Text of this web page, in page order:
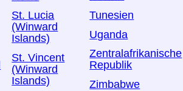
St. Lucia
(Winward
Islands)
St. Vincent
(Winward
Islands)
Tunesien
Uganda
Zentralafrikanische
Republik
Zimbabwe